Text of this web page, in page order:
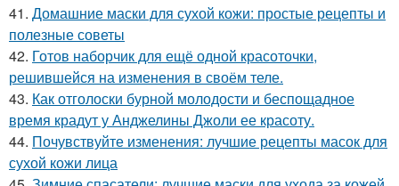
41. Домашние маски для сухой кожи: простые рецепты и
полезные советы
42. Готов наборчик для ещё одной красоточки,
решившейся на изменения в своём теле.
43. Как отголоски бурной молодости и беспощадное
время крадут у Анджелины Джоли ее красоту.
44. Почувствуйте изменения: лучшие рецепты масок для
сухой кожи лица